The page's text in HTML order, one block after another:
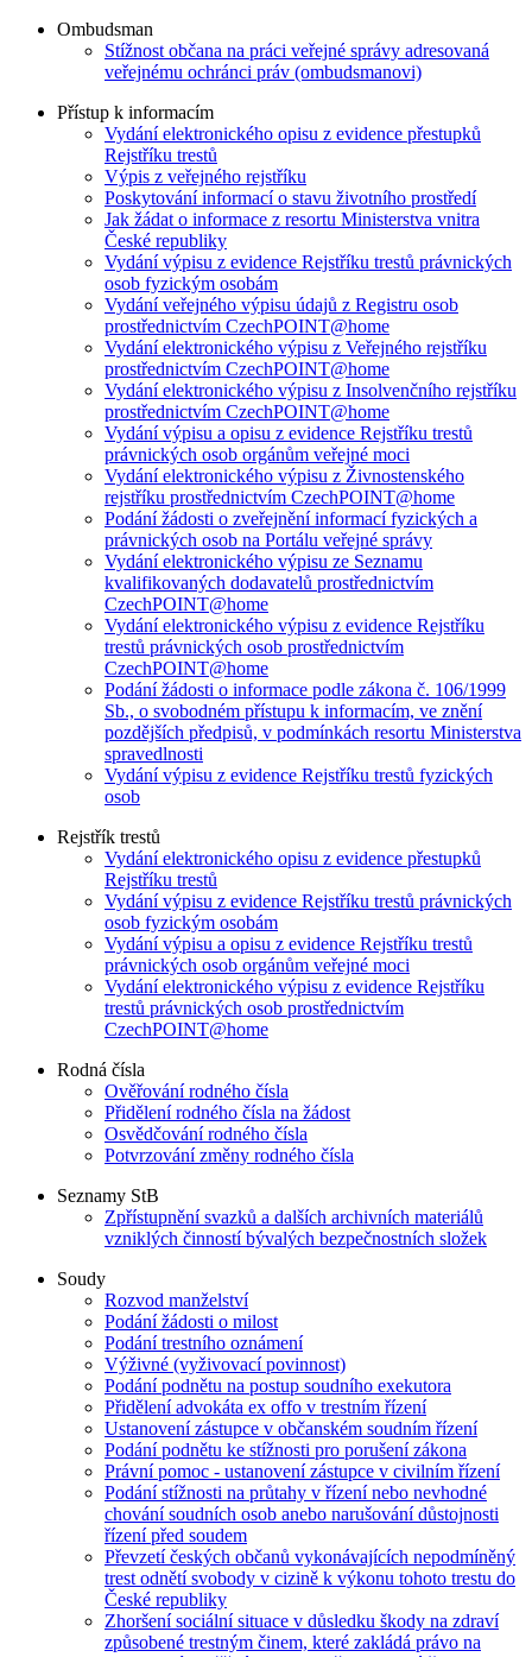
Ombudsman
Stížnost občana na práci veřejné správy adresovaná
veřejnému ochránci práv (ombudsmanovi)
Přístup k informacím
Vydání elektronického opisu z evidence přestupků
Rejstříku trestů
Výpis z veřejného rejstříku
Poskytování informací o stavu životního prostředí
Jak žádat o informace z resortu Ministerstva vnitra
České republiky
Vydání výpisu z evidence Rejstříku trestů právnických
osob fyzickým osobám
Vydání veřejného výpisu údajů z Registru osob
prostřednictvím CzechPOINT@home
Vydání elektronického výpisu z Veřejného rejstříku
prostřednictvím CzechPOINT@home
Vydání elektronického výpisu z Insolvenčního rejstříku
prostřednictvím CzechPOINT@home
Vydání výpisu a opisu z evidence Rejstříku trestů
právnických osob orgánům veřejné moci
Vydání elektronického výpisu z Živnostenského
rejstříku prostřednictvím CzechPOINT@home
Podání žádosti o zveřejnění informací fyzických a
právnických osob na Portálu veřejné správy
Vydání elektronického výpisu ze Seznamu
kvalifikovaných dodavatelů prostřednictvím
CzechPOINT@home
Vydání elektronického výpisu z evidence Rejstříku
trestů právnických osob prostřednictvím
CzechPOINT@home
Podání žádosti o informace podle zákona č. 106/1999
Sb., o svobodném přístupu k informacím, ve znění
pozdějších předpisů, v podmínkách resortu Ministerstva
spravedlnosti
Vydání výpisu z evidence Rejstříku trestů fyzických
osob
Rejstřík trestů
Vydání elektronického opisu z evidence přestupků
Rejstříku trestů
Vydání výpisu z evidence Rejstříku trestů právnických
osob fyzickým osobám
Vydání výpisu a opisu z evidence Rejstříku trestů
právnických osob orgánům veřejné moci
Vydání elektronického výpisu z evidence Rejstříku
trestů právnických osob prostřednictvím
CzechPOINT@home
Rodná čísla
Ověřování rodného čísla
Přidělení rodného čísla na žádost
Osvědčování rodného čísla
Potvrzování změny rodného čísla
Seznamy StB
Zpřístupnění svazků a dalších archivních materiálů
vzniklých činností bývalých bezpečnostních složek
Soudy
Rozvod manželství
Podání žádosti o milost
Podání trestního oznámení
Výživné (vyživovací povinnost)
Podání podnětu na postup soudního exekutora
Přidělení advokáta ex offo v trestním řízení
Ustanovení zástupce v občanském soudním řízení
Podání podnětu ke stížnosti pro porušení zákona
Právní pomoc - ustanovení zástupce v civilním řízení
Podání stížnosti na průtahy v řízení nebo nevhodné
chování soudních osob anebo narušování důstojnosti
řízení před soudem
Převzetí českých občanů vykonávajících nepodmíněný
trest odnětí svobody v cizině k výkonu tohoto trestu do
České republiky
Zhoršení sociální situace v důsledku škody na zdraví
způsobené trestným činem, které zakládá právo na